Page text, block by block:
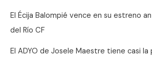
El Écija Balompié vence en su estreno
del Río CF
El ADYO de Josele Maestre tiene casi la